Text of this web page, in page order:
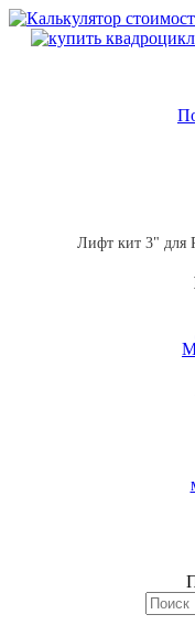
Лифт кит 3" для